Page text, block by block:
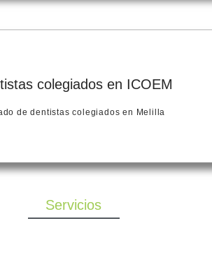
colegiados en ICOEM
de dentistas colegiados en Melilla
Servicios